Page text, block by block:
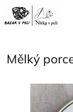
obsah
Mělký